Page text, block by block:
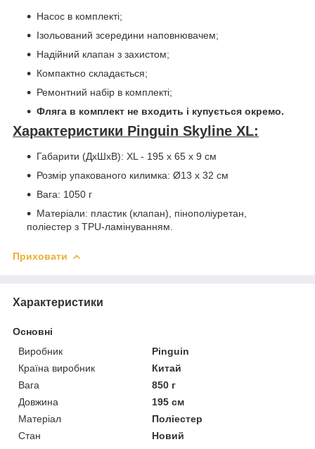
Насос в комплекті;
Ізольований зсередини наповнювачем;
Надійний клапан з захистом;
Компактно складається;
Ремонтний набір в комплекті;
Фляга в комплект не входить і купується окремо.
Характеристики Pinguin Skyline XL:
Габарити (ДхШхВ): XL - 195 х 65 х 9 см
Розмір упакованого килимка: Ø13 х 32 см
Вага: 1050 г
Матеріали: пластик (клапан), пінополіуретан,
поліестер з TPU-ламінуванням.
Приховати
Характеристики
Основні
Виробник
Pinguin
Країна виробник
Китай
Вага
850 г
Довжина
195 см
Матеріал
Поліестер
Стан
Новий